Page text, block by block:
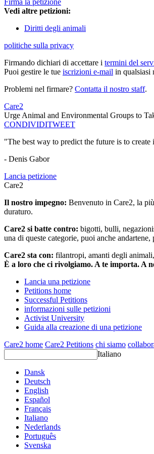
Firma la petizione
Vedi altre petizioni:
Diritti degli animali
politiche sulla privacy
Firmando dichiari di accettare i termini del
Puoi gestire le tue iscrizioni e-mail in qualsiasi
Problemi nel firmare? Contatta il nostro staff.
Care2
Urge Animal and Environmental Groups to
CONDIVIDITWEET
"The best way to predict the future is to create
- Denis Gabor
Lancia petizione
Care2
Il nostro impegno: Benvenuto in Care2, la
duraturo.
Care2 si batte contro: bigotti, bulli,
una di queste categorie, puoi anche
Care2 sta con: filantropi, amanti degli
È a loro che ci rivolgiamo. A te importa. A
Lancia una petizione
Petitions home
Successful Petitions
informazioni sulle petizioni
Activist University
Guida alla creazione di una petizione
Care2 home Care2 Petitions chi siamo
Italiano
Dansk
Deutsch
English
Español
Français
Italiano
Nederlands
Português
Svenska